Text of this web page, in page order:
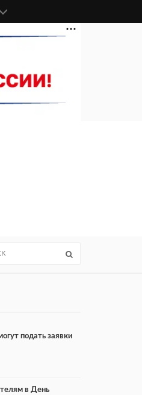
подать заявки
в День